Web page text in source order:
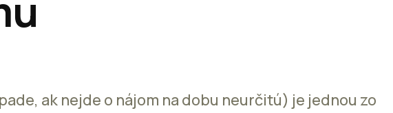
ak nejde o nájom na dobu neurčitú) je jednou zo